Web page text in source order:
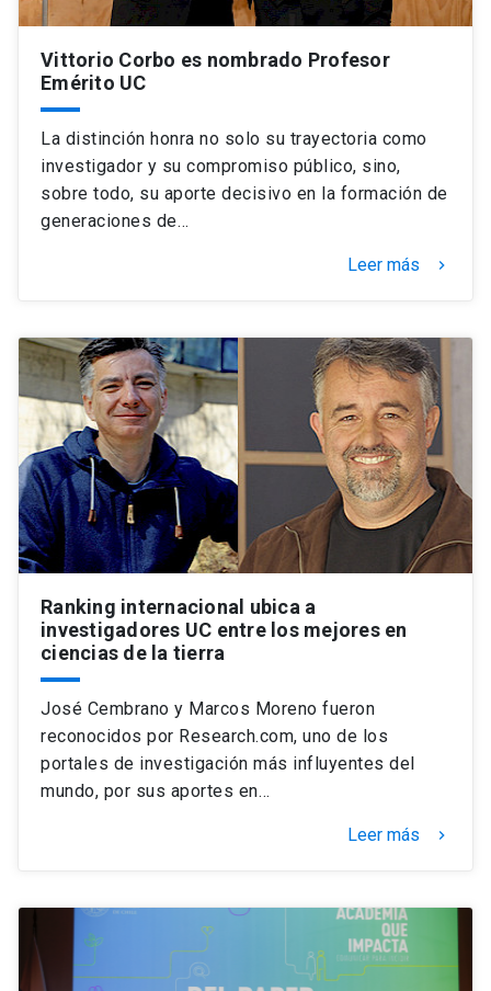
Vittorio Corbo es nombrado Profesor
Emérito UC
La distinción honra no solo su trayectoria como
investigador y su compromiso público, sino,
sobre todo, su aporte decisivo en la formación de
generaciones de…
Leer más keyboard_arrow_right
Ranking internacional ubica a
investigadores UC entre los mejores en
ciencias de la tierra
José Cembrano y Marcos Moreno fueron
reconocidos por Research.com, uno de los
portales de investigación más influyentes del
mundo, por sus aportes en…
Leer más keyboard_arrow_right